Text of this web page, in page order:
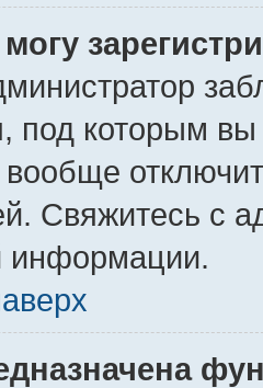
под которым вы
Свяжитесь с
информации.